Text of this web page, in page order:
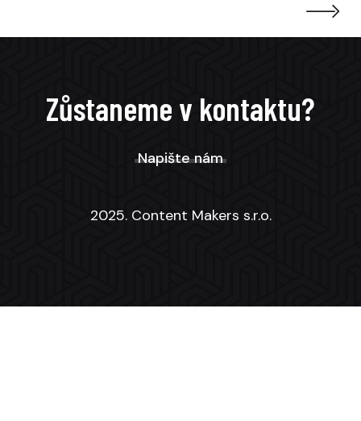
Zůstaneme v kontaktu?
Napište nám
2025. Content Makers s.r.o.